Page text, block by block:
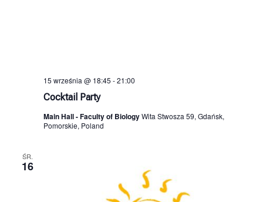
Cocktail Party
15 września @ 18:45 -21:00
Main Hall - Faculty of BiologyWita Stwosza 59, Gdańsk,
Pomorskie, Poland
ŚR.
16